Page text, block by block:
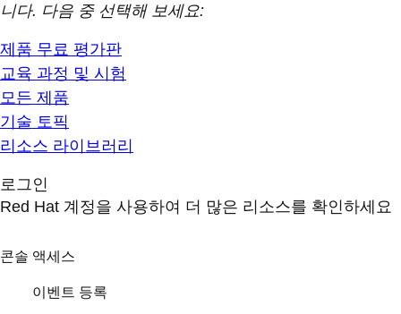
니다. 다음 중 선택해 보세요:
제품 무료 평가판
교육 과정 및 시험
모든 제품
기술 토픽
리소스 라이브러리
로그인
Red Hat 계정을 사용하여 더 많은 리소스를 확인하세요
콘솔 액세스
이벤트 등록